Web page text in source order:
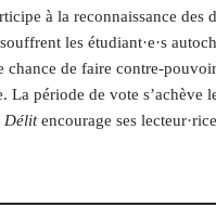
à la reconnaissance des
les étudiant·e·s
chance de faire contre-
La période de vote s’achève
Délitencourage ses